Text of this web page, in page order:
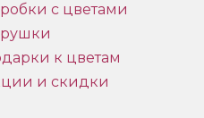
с цветами
к цветам
и скидки